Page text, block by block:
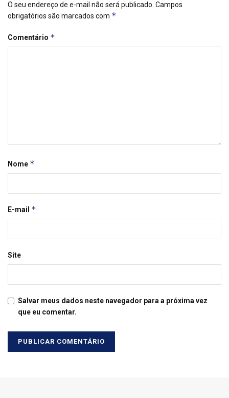
O seu endereço de e-mail não será publicado. Campos
obrigatórios são marcados com *
Comentário *
Nome *
E-mail *
Site
Salvar meus dados neste navegador para a próxima vez
que eu comentar.